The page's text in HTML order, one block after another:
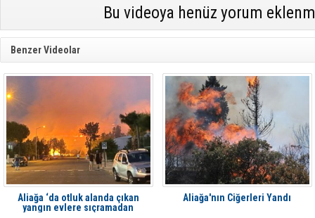
Bu videoya henüz yorum
Benzer Videolar
Aliağa ‘da otluk alanda çıkan
yangın evlere sıçramadan
Aliağa'nın Ciğerleri Yandı